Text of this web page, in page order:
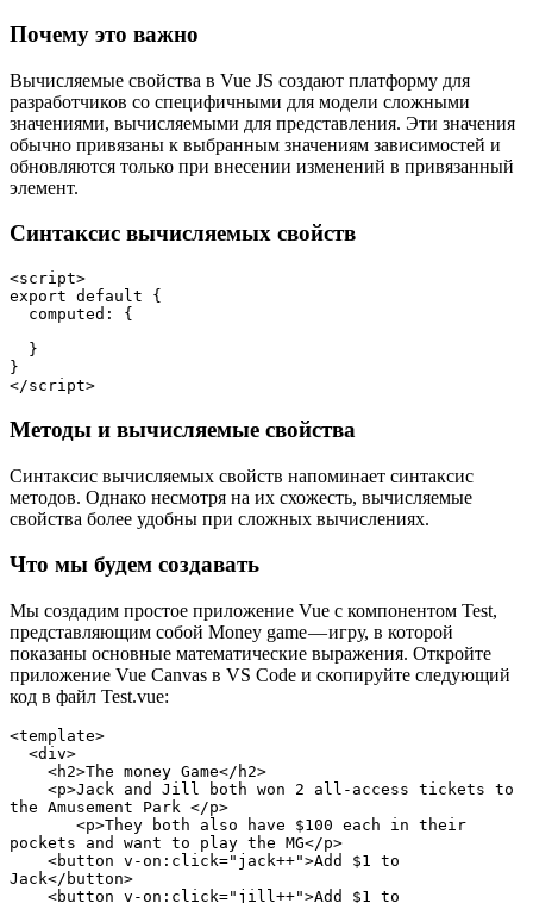
Почему это важно
Вычисляемые свойства в Vue JS создают платформу для
разработчиков со специфичными для модели сложными
значениями, вычисляемыми для представления. Эти значения
обычно привязаны к выбранным значениям зависимостей и
обновляются только при внесении изменений в привязанный
элемент.
Синтаксис вычисляемых свойств
<script>
export default {
}
</script>
Методы и вычисляемые свойства
Синтаксис вычисляемых свойств напоминает синтаксис
методов. Однако несмотря на их схожесть, вычисляемые
свойства более удобны при сложных вычислениях.
Что мы будем создавать
Мы создадим простое приложение Vue с компонентом Test,
представляющим собой Money game — игру, в которой
показаны основные математические выражения. Откройте
приложение Vue Canvas в VS Code и скопируйте следующий
код в файл Test.vue:
<template>
the Amusement Park </p>
pockets and want to play the MG</p>
Jack</button>